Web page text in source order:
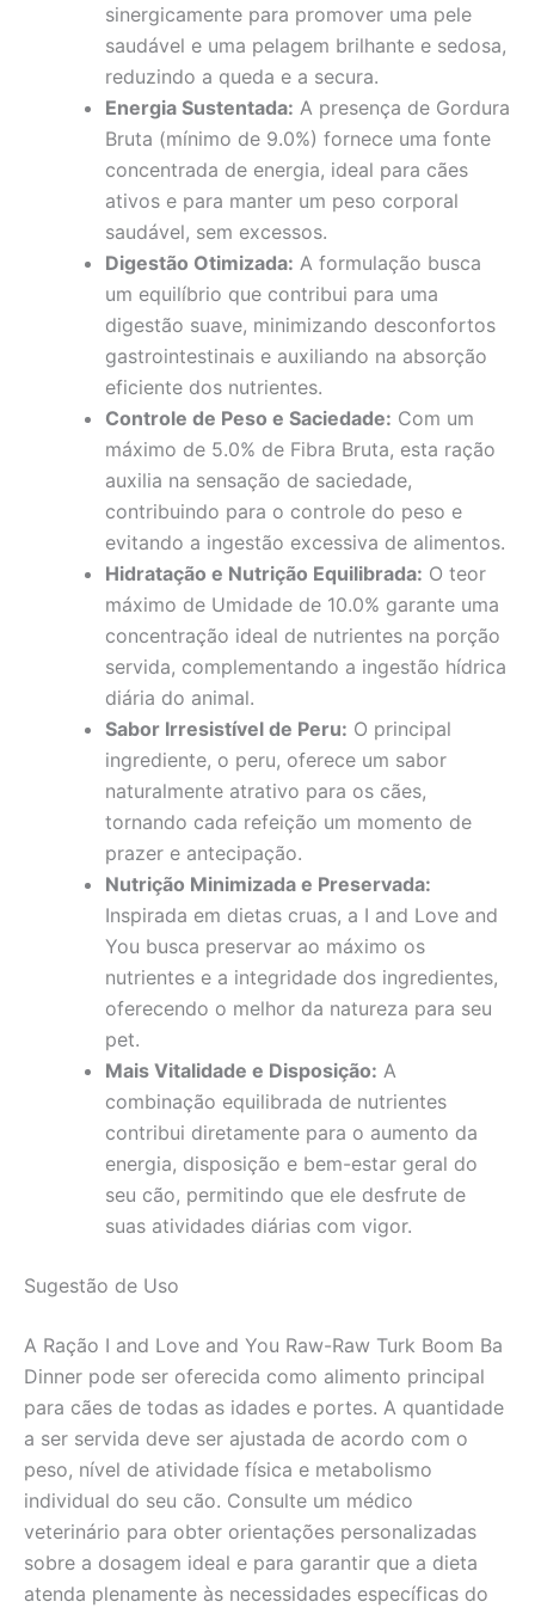
sinergicamente para promover uma pele
saudável e uma pelagem brilhante e sedosa,
reduzindo a queda e a secura.
Energia Sustentada: A presença de Gordura
Bruta (mínimo de 9.0%) fornece uma fonte
concentrada de energia, ideal para cães
ativos e para manter um peso corporal
saudável, sem excessos.
Digestão Otimizada: A formulação busca
um equilíbrio que contribui para uma
digestão suave, minimizando desconfortos
gastrointestinais e auxiliando na absorção
eficiente dos nutrientes.
Controle de Peso e Saciedade: Com um
máximo de 5.0% de Fibra Bruta, esta ração
auxilia na sensação de saciedade,
contribuindo para o controle do peso e
evitando a ingestão excessiva de alimentos.
Hidratação e Nutrição Equilibrada: O teor
máximo de Umidade de 10.0% garante uma
concentração ideal de nutrientes na porção
servida, complementando a ingestão hídrica
diária do animal.
Sabor Irresistível de Peru: O principal
ingrediente, o peru, oferece um sabor
naturalmente atrativo para os cães,
tornando cada refeição um momento de
prazer e antecipação.
Nutrição Minimizada e Preservada:
Inspirada em dietas cruas, a I and Love and
You busca preservar ao máximo os
nutrientes e a integridade dos ingredientes,
oferecendo o melhor da natureza para seu
pet.
Mais Vitalidade e Disposição: A
combinação equilibrada de nutrientes
contribui diretamente para o aumento da
energia, disposição e bem-estar geral do
seu cão, permitindo que ele desfrute de
suas atividades diárias com vigor.
Sugestão de Uso
A Ração I and Love and You Raw-Raw Turk Boom Ba
Dinner pode ser oferecida como alimento principal
para cães de todas as idades e portes. A quantidade
a ser servida deve ser ajustada de acordo com o
peso, nível de atividade física e metabolismo
individual do seu cão. Consulte um médico
veterinário para obter orientações personalizadas
sobre a dosagem ideal e para garantir que a dieta
atenda plenamente às necessidades específicas do